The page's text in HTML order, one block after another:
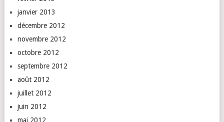
janvier 2013
décembre 2012
novembre 2012
octobre 2012
septembre 2012
août 2012
juillet 2012
juin 2012
mai 2012